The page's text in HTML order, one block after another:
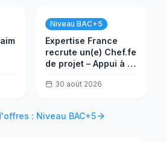
Niveau BAC+5
Expertise France
recrute un(e) Chef.fe
de projet – Appui à la
l'administration
30 août 2026
: Niveau BAC+5